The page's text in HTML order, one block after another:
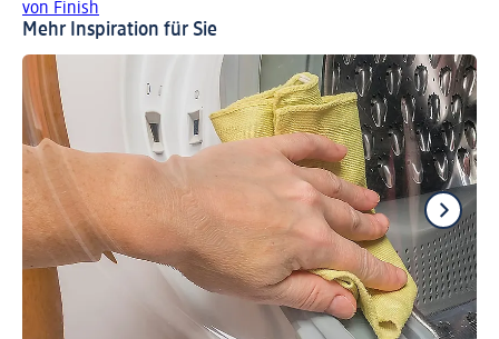
von Finish
Mehr Inspiration für Sie